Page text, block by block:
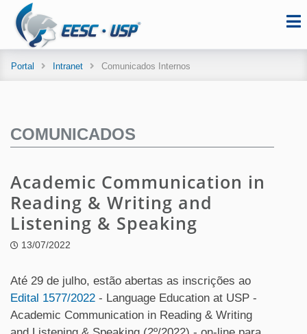
Portal Intranet Comunicados Internos
COMUNICADOS
Academic Communication in
Reading & Writing and
Listening & Speaking
13/07/2022
Até 29 de julho, estão abertas as inscrições ao
Edital 1577/2022 - Language Education at USP -
Academic Communication in Reading & Writing